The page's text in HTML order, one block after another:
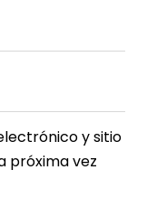
y sitio
próxima vez